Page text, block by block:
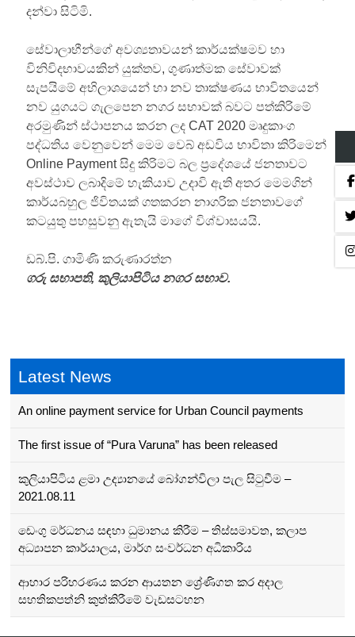
දන්වා සිටිමි.
සේවාලාභීන්ගේ අවශ්‍යතාවයන් කාර්යක්ෂමව හා
විනිවිදභාවයකින් යුක්තව, ගුණාත්මක සේවාවක්
සැපයිමේ අභිලාශයෙන් හා නව තාක්ෂණය භාවිතයෙන්
නව යුගයට ගැලපෙන නගර සභාවක් බවට පත්කිරිමේ
අරමුණින් ස්ථාපනය කරන ලද CAT 2020 මෘදුකාංග
පද්ධතිය වෙනුවෙන් මෙම වෙබ් අඩවිය භාවිතා කිරිමෙන්
Online Payment සිදු කිරිමට බල ප්‍රදේශයේ ජනතාවට
අවස්ථාව ලබාදිමේ හැකියාව උදාවි ඇති අතර මෙමගින්
කාර්යබහුල ජිවිතයක් ගතකරන නාගරික ජනතාවගේ
කටයුතු පහසුවනු ඇතැයි මාගේ විශ්වාසයයි.
ඩබ්.පි. ගාමිණි කරුණාරත්න
ගරු සභාපති, කුලියාපිටිය නගර සභාව.
Latest News
An online payment service for Urban Council payments
The first issue of “Pura Varuna” has been released
කුලියාපිටිය ළමා උද්‍යානයේ බෝගන්විලා පැල සිටුවීම –
2021.08.11
ඩෙංගු මර්ධනය සඳහා ධුමානය කිරීම – තිස්සමාවත, කලාප
අධ්‍යාපන කාර්යාලය, මාර්ග සංවර්ධන අධිකාරිය
ආහාර පරිහරණය කරන ආයතන ශ්‍රේණිගත කර අදාල
සහතිකපත්නි කුත්කිරීමේ වැඩසටහන